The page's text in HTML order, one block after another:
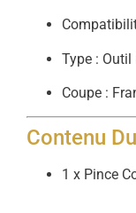
Type :
Coupe :
Contenu
1 x Pince